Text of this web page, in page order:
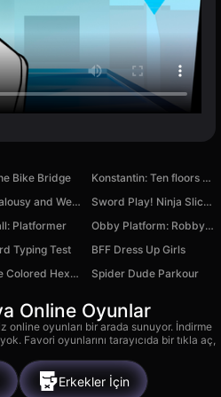
Bike Bridge
Konstantin: Ten floors of hell
DOP Jealousy and Weakness
Sword Play! Ninja Slice Runner
Platformer
Obby Platform: Robby vs Skibi-Dog
Typing Test
BFF Dress Up Girls
Sort The Colored Hexagons Spider Dude Parkour
Online Oyunlar
online oyunları bir arada sunuyor. İndirme
Favori oyunlarını tarayıcıda bir tıkla aç,
Erkekler İçin